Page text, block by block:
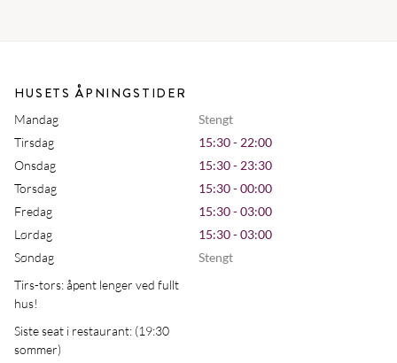
HUSETS ÅPNINGSTIDER
Mandag
Stengt
Tirsdag
15:30 - 22:00
Onsdag
15:30 - 23:30
Torsdag
15:30 - 00:00
Fredag
15:30 - 03:00
Lørdag
15:30 - 03:00
Søndag
Stengt
Tirs-tors: åpent lenger ved fullt
hus!
Siste seat i restaurant: (19:30
sommer)